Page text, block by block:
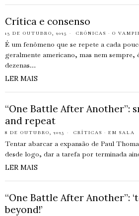
Crítica e consenso
13 DE OUTUBRO, 2025 CRÓNICAS · O
É um fenômeno que se repete a cada
geralmente americano, mas nem sempre,
dezenas…
LER MAIS
“One Battle After Another”:
and repeat
8 DE OUTUBRO, 2025 CRÍTICAS · EM SALA
Tentar abarcar a expansão de Paul
desde logo, dar a tarefa por terminada
LER MAIS
“One Battle After Another”:
beyond!’